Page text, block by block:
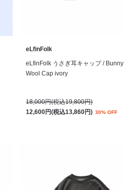
eLfinFolk
eLfinFolk うさぎ耳キャップ / Bunny
Wool Cap ivory
18,000円(税込19,800円)
12,600円(税込13,860円) 30% OFF